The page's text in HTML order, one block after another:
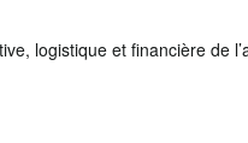
logistique et financière de